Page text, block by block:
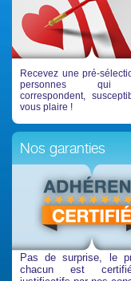
Recevez une pré-
personnes qui
correspondent,
vous plaire !
Nos garanties
Pas de surprise, le
chacun est